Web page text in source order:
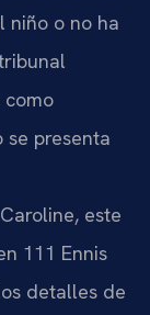
niño o no ha
se presenta
este
111 Ennis
detalles de